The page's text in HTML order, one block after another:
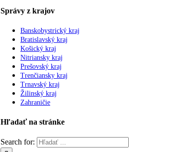
Správy z krajov
Banskobystrický kraj
Bratislavský kraj
Košický kraj
Nitriansky kraj
Prešovský kraj
Trenčiansky kraj
Trnavský kraj
Žilinský kraj
Zahraničie
Hľadať na stránke
Search for: